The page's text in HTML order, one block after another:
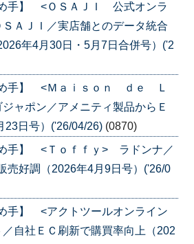
め手】 <ＯＳＡＪＩ 公式オンラ
ＡＪＩ／実店舗とのデータ統合
年4月30日・5月7日合併号）('2
め手】 <Ｍａｉｓｏｎ ｄｅ Ｌ
ャポン／アメニティ製品からＥ
23日号）('26/04/26) (0870)
め手】 <Ｔｏｆｆｙ> ラドンナ／
売好調（2026年4月9日号）('26/0
手】 <アクトツールオンライン
自社ＥＣ刷新で購買率向上（202